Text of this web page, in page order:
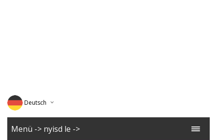
Deutsch
English
Menü -> nyisd le ->